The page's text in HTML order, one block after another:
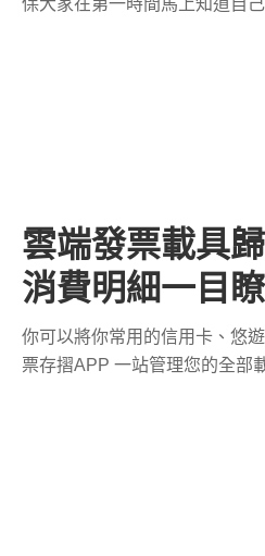
保大家在第一時間馬上知道自
雲端發票載具
消費明細一目瞭
你可以將你常用的信用卡、悠
票存摺APP 一站管理您的全部